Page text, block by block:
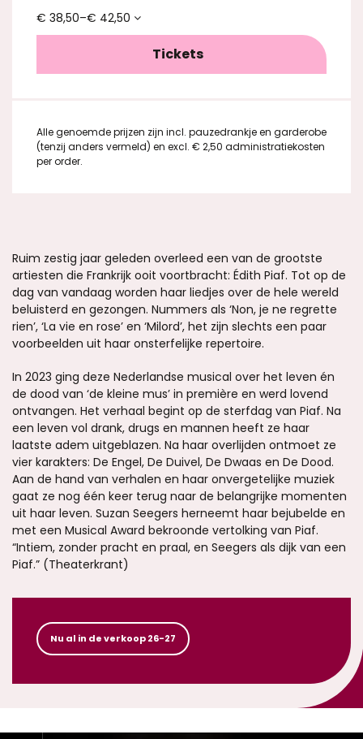
€ 38,50–€ 42,50
Tickets
Alle genoemde prijzen zijn incl. pauzedrankje en garderobe
(tenzij anders vermeld) en excl. € 2,50 administratiekosten
per order.
Ruim zestig jaar geleden overleed een van de grootste
artiesten die Frankrijk ooit voortbracht: Édith Piaf. Tot op de
dag van vandaag worden haar liedjes over de hele wereld
beluisterd en gezongen. Nummers als ‘Non, je ne regrette
rien’, ‘La vie en rose’ en ‘Milord’, het zijn slechts een paar
voorbeelden uit haar onsterfelijke repertoire.
In 2023 ging deze Nederlandse musical over het leven én
de dood van ‘de kleine mus’ in première en werd lovend
ontvangen. Het verhaal begint op de sterfdag van Piaf. Na
een leven vol drank, drugs en mannen heeft ze haar
laatste adem uitgeblazen. Na haar overlijden ontmoet ze
vier karakters: De Engel, De Duivel, De Dwaas en De Dood.
Aan de hand van verhalen en haar onvergetelijke muziek
gaat ze nog één keer terug naar de belangrijke momenten
uit haar leven. Suzan Seegers herneemt haar bejubelde en
met een Musical Award bekroonde vertolking van Piaf.
“Intiem, zonder pracht en praal, en Seegers als dijk van een
Piaf.” (Theaterkrant)
Nu al in de verkoop 26-27
Inzoomen